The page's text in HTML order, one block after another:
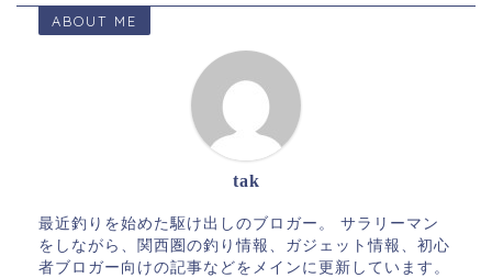
ABOUT ME
tak
最近釣りを始めた駆け出しのブロガー。 サラリーマン
をしながら、関西圏の釣り情報、ガジェット情報、初心
者ブロガー向けの記事などをメインに更新しています。